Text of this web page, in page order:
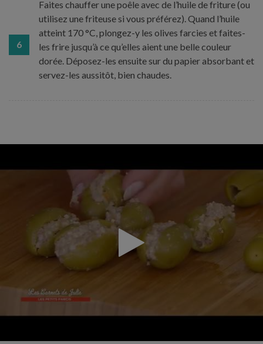
6
Faites chauffer une poêle avec de l’huile de friture (ou
utilisez une friteuse si vous préférez). Quand l’huile
atteint 170 °C, plongez-y les olives farcies et faites-
les frire jusqu’à ce qu’elles aient une belle couleur
dorée. Déposez-les ensuite sur du papier absorbant et
servez-les aussitôt, bien chaudes.